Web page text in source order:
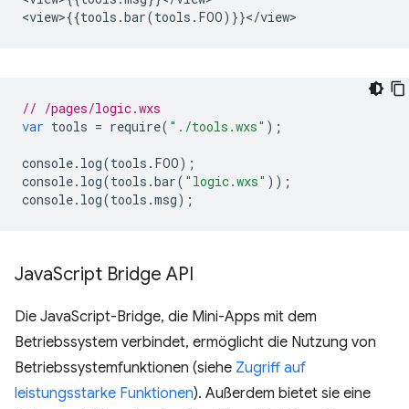
// /pages/logic.wxs
var tools = require( "./tools.wxs" );
console. log(tools . FOO);
console. log(tools .bar( "logic.wxs" ));
console. log(tools .msg);
JavaScript Bridge API
Die JavaScript-Bridge, die Mini-Apps mit dem
Betriebssystem verbindet, ermöglicht die Nutzung von
Betriebssystemfunktionen (siehe Zugriff auf
leistungsstarke Funktionen). Außerdem bietet sie eine